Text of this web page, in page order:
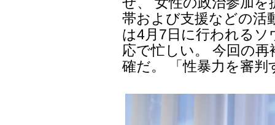
帯および支援などの活
は4月7日に行われるソ
応で忙しい。 今回の
確だ。 「性暴力を審